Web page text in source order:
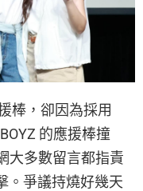
棒，卻因為採用
的應援棒撞
大多數留言都指責
。爭議持燒好幾天